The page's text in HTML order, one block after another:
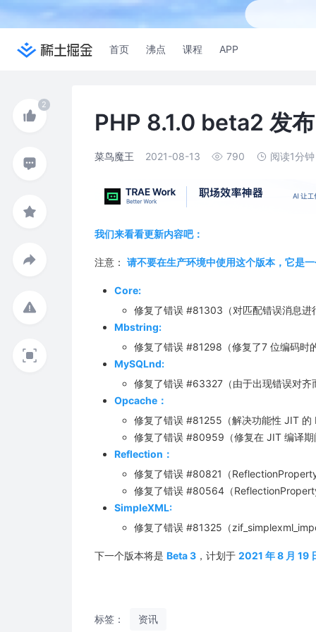
首页 沸点 课程 APP
PHP 8.1.0 beta2 发布
菜鸟魔王 2021-08-13 790 阅读1分钟
我们来看看更新内容吧：
注意：请不要在生产环境中使用这个版本，它是
Core:
修复了错误 #81303（对匹配错误消息进
Mbstring:
修复了错误 #81298（修复了7 位编码
MySQLnd:
修复了错误 #63327（由于出现错误对
Opcache：
修复了错误 #81255（解决功能性 JIT 的
修复了错误 #80959（修复在 JIT 编译
Reflection：
修复了错误 #80821（
修复了错误 #80564（
SimpleXML:
修复了错误 #81325（
下一个版本将是Beta 3 ，计划于2021 年 8 月 19
标签： 资讯